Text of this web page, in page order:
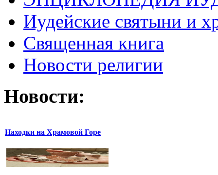
Иудейские святыни и
Священная книга
Новости религии
Новости:
Находки на Храмовой Горе